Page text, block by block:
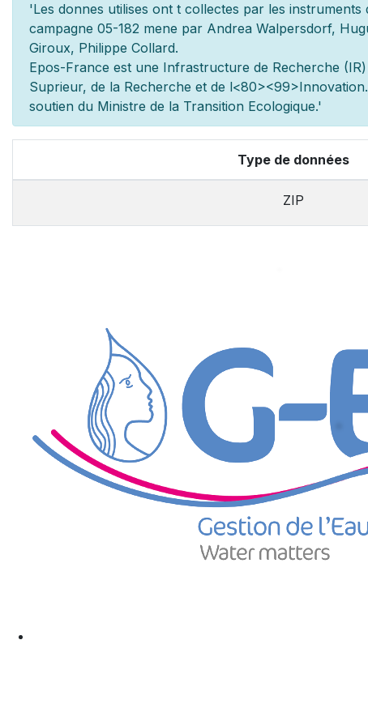
'Les donnes utilises ont t collectes par les
campagne 05-182 mene par Andrea Walpersdorf,
Giroux, Philippe Collard.
Epos-France est une Infrastructure de Recherche
Suprieur, de la Recherche et de l
soutien du Ministre de la Transition Ecologique.'
Type de données
ZIP